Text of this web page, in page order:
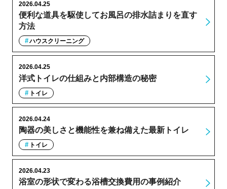
便利な道具を駆使してお風呂の排水詰まりを直す
方法
2026.04.25
ハウスクリーニング
洋式トイレの仕組みと内部構造の秘密
2026.04.25
トイレ
陶器の美しさと機能性を兼ね備えた最新トイレ
2026.04.24
トイレ
浴室の形状で変わる浴槽交換費用の事例紹介
2026.04.23